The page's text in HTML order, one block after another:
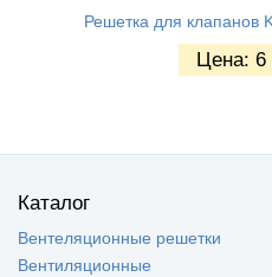
Решетка для клапанов
Цена: 6
Каталог
Вентеляционные решетки
Вентиляционные